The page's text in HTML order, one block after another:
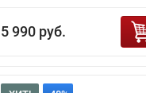
5 990 руб.